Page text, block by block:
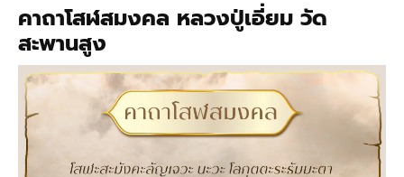
คาถาโสฬสมงคล หลวงปู่เอี่ยม วัด
สะพานสูง